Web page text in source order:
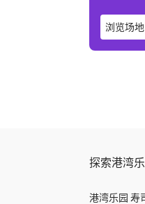
浏览场地
探索港湾
港湾乐园 寿